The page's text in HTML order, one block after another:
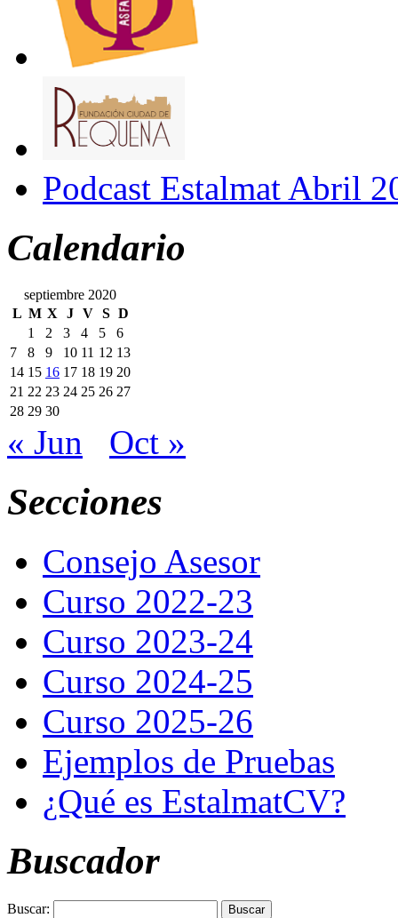
Podcast Estalmat Abril
Calendario
septiembre 2020
L M X J V S D
1
2 3 4 5
6
7
8 9 10 11 12 13
14 15 16 17 18 19 20
21 22 23 24 25 26 27
28 29 30
« Jun Oct »
Secciones
Consejo Asesor
Curso 2022-23
Curso 2023-24
Curso 2024-25
Curso 2025-26
Ejemplos de Pruebas
¿Qué es EstalmatCV?
Buscador
Buscar: